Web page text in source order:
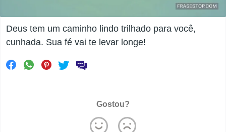
Deus tem um caminho lindo trilhado para você,
cunhada. Sua fé vai te levar longe!
Gostou?